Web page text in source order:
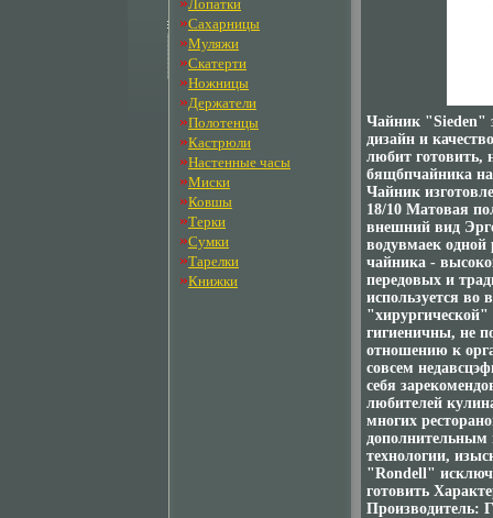
Лопатки
»Сахарницы
»Муляжи
»Скатерти
»Ножницы
»Держатели
»Полотенцы
»Кастрюли
»Настенные часы
»Миски
»Ковшы
»Терки
»Сумки
»Тарелки
»Книжки
Чайник "Sieden"
дизайн и
любит готовить,
бящбпчайника
Чайник
18/10 Матовая
внешний вид
водувмаек
чайника -
передовых и
используется во
гигиеничны, не
отношению к
совсем
себя
любителей
многих
дополнительным
технологии,
"Rondell"
готовить
Производитель: